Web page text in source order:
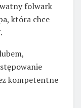
folwark
która chce
kompetentne